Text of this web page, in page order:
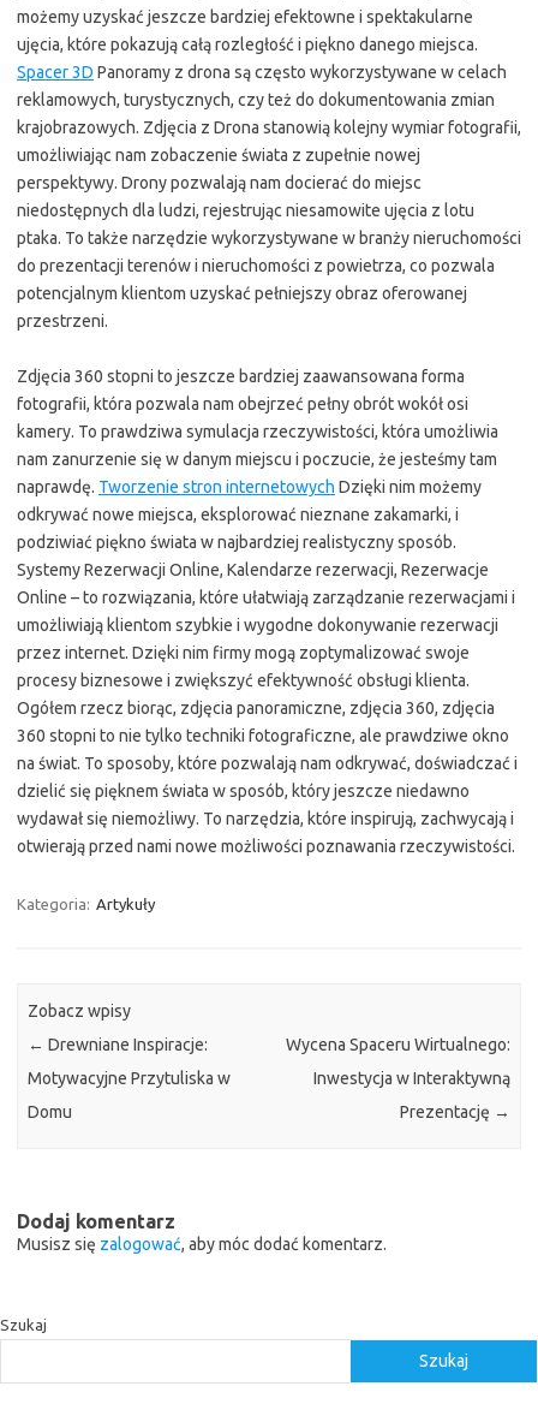
możemy uzyskać jeszcze bardziej efektowne i spektakularne
ujęcia, które pokazują całą rozległość i piękno danego miejsca.
Spacer 3D Panoramy z drona są często wykorzystywane w celach
reklamowych, turystycznych, czy też do dokumentowania zmian
krajobrazowych. Zdjęcia z Drona stanowią kolejny wymiar fotografii,
umożliwiając nam zobaczenie świata z zupełnie nowej
perspektywy. Drony pozwalają nam docierać do miejsc
niedostępnych dla ludzi, rejestrując niesamowite ujęcia z lotu
ptaka. To także narzędzie wykorzystywane w branży nieruchomości
do prezentacji terenów i nieruchomości z powietrza, co pozwala
potencjalnym klientom uzyskać pełniejszy obraz oferowanej
przestrzeni.
Zdjęcia 360 stopni to jeszcze bardziej zaawansowana forma
fotografii, która pozwala nam obejrzeć pełny obrót wokół osi
kamery. To prawdziwa symulacja rzeczywistości, która umożliwia
nam zanurzenie się w danym miejscu i poczucie, że jesteśmy tam
naprawdę. Tworzenie stron internetowych Dzięki nim możemy
odkrywać nowe miejsca, eksplorować nieznane zakamarki, i
podziwiać piękno świata w najbardziej realistyczny sposób.
Systemy Rezerwacji Online, Kalendarze rezerwacji, Rezerwacje
Online – to rozwiązania, które ułatwiają zarządzanie rezerwacjami i
umożliwiają klientom szybkie i wygodne dokonywanie rezerwacji
przez internet. Dzięki nim firmy mogą zoptymalizować swoje
procesy biznesowe i zwiększyć efektywność obsługi klienta.
Ogółem rzecz biorąc, zdjęcia panoramiczne, zdjęcia 360, zdjęcia
360 stopni to nie tylko techniki fotograficzne, ale prawdziwe okno
na świat. To sposoby, które pozwalają nam odkrywać, doświadczać i
dzielić się pięknem świata w sposób, który jeszcze niedawno
wydawał się niemożliwy. To narzędzia, które inspirują, zachwycają i
otwierają przed nami nowe możliwości poznawania rzeczywistości.
Kategoria: Artykuły
Zobacz wpisy
← Drewniane Inspiracje:
Motywacyjne Przytuliska w
Domu
Wycena Spaceru Wirtualnego:
Inwestycja w Interaktywną
Prezentację →
Dodaj komentarz
Musisz się zalogować, aby móc dodać komentarz.
Szukaj
Szukaj